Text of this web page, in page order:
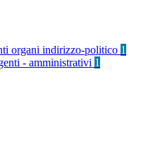
organi indirizzo-politico 1
- amministrativi 1